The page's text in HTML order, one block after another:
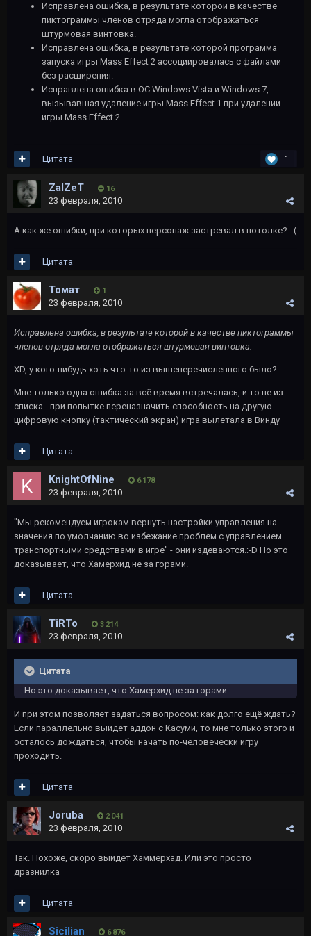
Исправлена ошибка, в результате которой в качестве
пиктограммы членов отряда могла отображаться
штурмовая винтовка.
Исправлена ошибка, в результате которой программа
запуска игры Mass Effect 2 ассоциировалась с файлами
без расширения.
Исправлена ошибка в ОС Windows Vista и Windows 7,
вызывавшая удаление игры Mass Effect 1 при удалении
игры Mass Effect 2.
1
Цитата
ZalZeT 16
23 февраля, 2010
А как же ошибки, при которых персонаж застревал в потолке? :(
Цитата
Томат 1
23 февраля, 2010
Исправлена ошибка, в результате которой в качестве пиктограммы
членов отряда могла отображаться штурмовая винтовка.
XD, у кого-нибудь хоть что-то из вышеперечисленного было?
Мне только одна ошибка за всё время встречалась, и то не из
списка - при попытке переназначить способность на другую
цифровую кнопку (тактический экран) игра вылетала в Винду
Цитата
KnightOfNine 6 178
23 февраля, 2010
"Мы рекомендуем игрокам вернуть настройки управления на
значения по умолчанию во избежание проблем с управлением
транспортными средствами в игре" - они издеваются.:-D Но это
доказывает, что Хамерхид не за горами.
Цитата
TiRTo 3 214
23 февраля, 2010
Цитата
Но это доказывает, что Хамерхид не за горами.
И при этом позволяет задаться вопросом: как долго ещё ждать?
Если параллельно выйдет аддон с Касуми, то мне только этого и
осталось дождаться, чтобы начать по-человечески игру
проходить.
Цитата
Joruba 2 041
23 февраля, 2010
Так. Похоже, скоро выйдет Хаммерхад. Или это просто
дразнилка
Цитата
Sicilian 6 876